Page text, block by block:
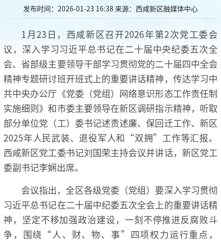
发布时间：2026-01-23 16:38 来源：西咸新区融媒体中心
1月23日，西咸新区召开2026年第2次党工委会
议，深入学习习近平总书记在二十届中央纪委五次全
会、省部级主要领导干部学习贯彻党的二十届四中全会
精神专题研讨班开班式上的重要讲话精神，传达学习中
共中央办公厅《党委（党组）网络意识形态工作责任制
实施细则》和市委主要领导在新区调研指示精神，听取
部分单位党（工）委书记述责述廉、保回迁工作、新区
2025年人民武装、退役军人和“双拥”工作等汇报。
西咸新区党工委书记刘国荣主持会议并讲话，新区党工
委副书记李娴出席。
会议指出，全区各级党委（党组）要深入学习贯彻
习近平总书记在二十届中纪委五次全会上的重要讲话精
神，坚定不移加强政治建设，一刻不停推进反腐败斗
争，围绕“人、财、物、事”四项权力运行重点，